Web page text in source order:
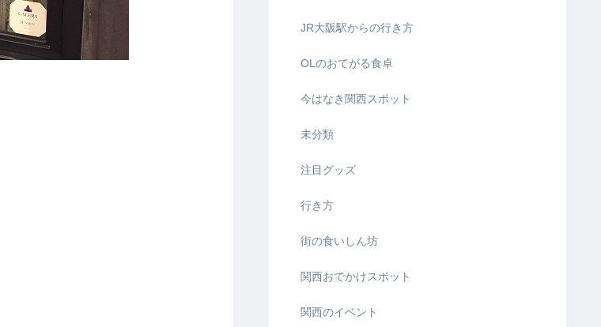
JR大阪駅からの行き方
OLのおてがる食卓
今はなき関西スポット
未分類
注目グッズ
行き方
街の食いしん坊
関西おでかけスポット
関西のイベント